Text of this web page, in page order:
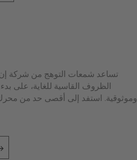
تساعد شمعات التوهج من شركة
الظروف القاسية للغاية، على
وموثوقية. استفد إلى أقصى حد من